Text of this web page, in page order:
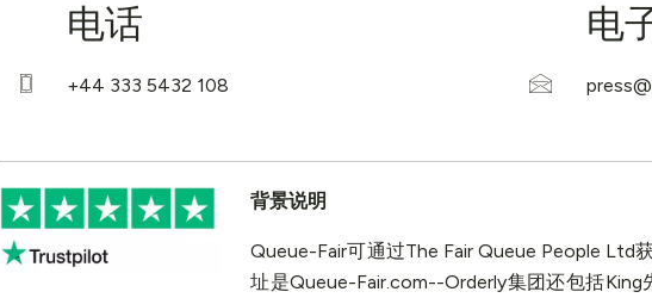
电话 电
背景说明
Queue-Fair可通过The Fair Queue People Ltd
址是Queue-Fair.com--Orderly集团还包括King